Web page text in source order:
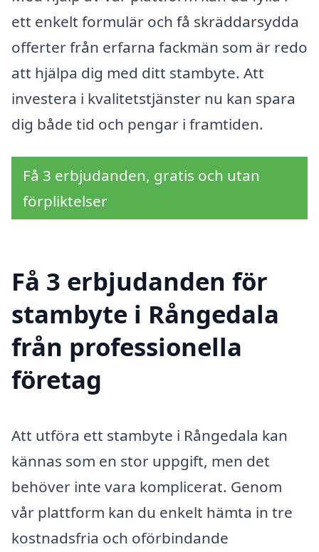
ett enkelt formulär och få skräddarsydda
offerter från erfarna fackmän som är redo
att hjälpa dig med ditt stambyte. Att
investera i kvalitetstjänster nu kan spara
dig både tid och pengar i framtiden.
Få 3 erbjudanden, gratis och utan
förpliktelser
Få 3 erbjudanden för
stambyte i Rångedala
från professionella
företag
Att utföra ett stambyte i Rångedala kan
kännas som en stor uppgift, men det
behöver inte vara komplicerat. Genom
vår plattform kan du enkelt hämta in tre
kostnadsfria och oförbindande